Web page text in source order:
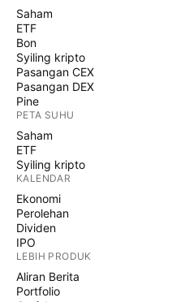
Saham
ETF
Bon
Syiling kripto
Pasangan CEX
Pasangan DEX
Pine
PETA SUHU
Saham
ETF
Syiling kripto
KALENDAR
Ekonomi
Perolehan
Dividen
IPO
LEBIH PRODUK
Aliran Berita
Portfolio